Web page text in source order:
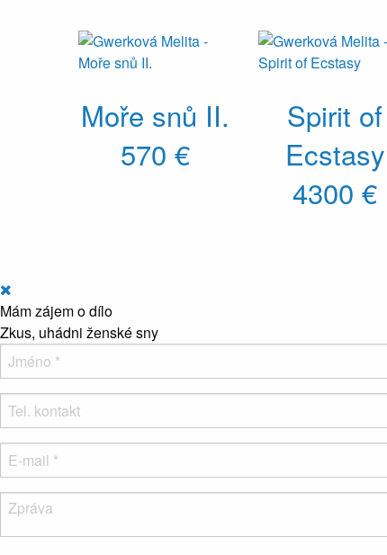
Moře snů II.
570 €
Spirit of
Ecstasy
4300 €
Mám zájem o dílo
Zkus, uhádni ženské sny